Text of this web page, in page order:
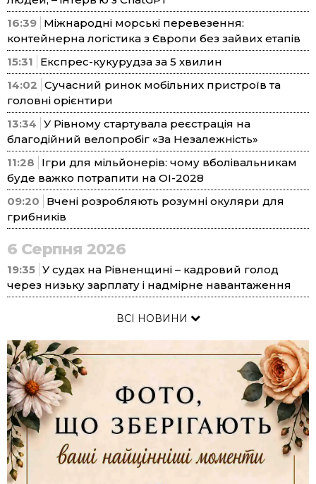
16:39 Міжнародні морські перевезення:
контейнерна логістика з Європи без зайвих етапів
15:31
Експрес-кукурудза за 5 хвилин
14:02 Сучасний ринок мобільних пристроїв та
головні орієнтири
13:34 У Рівному стартувала реєстрація на
благодійний велопробіг «За Незалежність»
11:28
Ігри для мільйонерів: чому вболівальникам
буде важко потрапити на ОІ-2028
09:20
Вчені розробляють розумні окуляри для
грибників
6 Серпня 2026
19:35 У судах на Рівненщині – кадровий голод
через низьку зарплату і надмірне навантаження
ВСІ НОВИНИ